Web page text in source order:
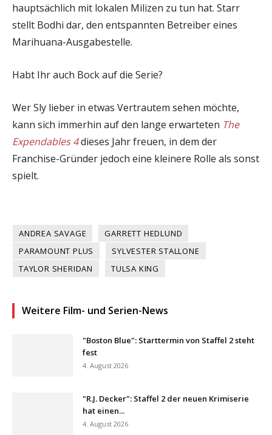
hauptsächlich mit lokalen Milizen zu tun hat. Starr
stellt Bodhi dar, den entspannten Betreiber eines
Marihuana-Ausgabestelle.
Habt Ihr auch Bock auf die Serie?
Wer Sly lieber in etwas Vertrautem sehen möchte,
kann sich immerhin auf den lange erwarteten The
Expendables 4dieses Jahr freuen, in dem der
Franchise-Gründer jedoch eine kleinere Rolle als sonst
spielt.
ANDREA SAVAGE
GARRETT HEDLUND
PARAMOUNT PLUS
SYLVESTER STALLONE
TAYLOR SHERIDAN
TULSA KING
Weitere Film- und Serien-News
"Boston Blue": Starttermin von Staffel 2 steht
fest
4. August 2026
"R.J. Decker": Staffel 2 der neuen Krimiserie
hat einen...
4. August 2026